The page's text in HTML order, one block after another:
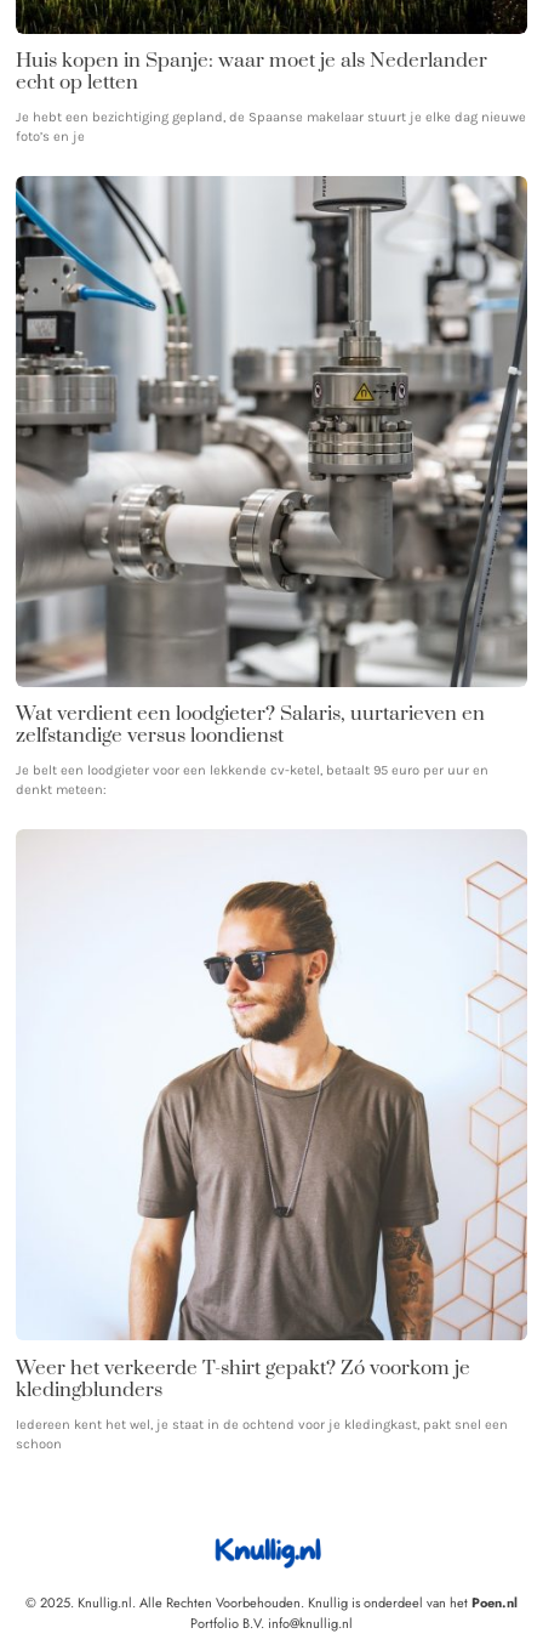
Huis kopen in Spanje: waar moet je als Nederlander
echt op letten
Je hebt een bezichtiging gepland, de Spaanse makelaar stuurt je elke dag nieuwe
foto’s en je
Wat verdient een loodgieter? Salaris, uurtarieven en
zelfstandige versus loondienst
Je belt een loodgieter voor een lekkende cv-ketel, betaalt 95 euro per uur en
denkt meteen:
Weer het verkeerde T-shirt gepakt? Zó voorkom je
kledingblunders
Iedereen kent het wel, je staat in de ochtend voor je kledingkast, pakt snel een
schoon
© 2025. Knullig.nl. Alle Rechten Voorbehouden. Knullig is onderdeel van hetPoen.nl
Portfolio B.V. info@knullig.nl